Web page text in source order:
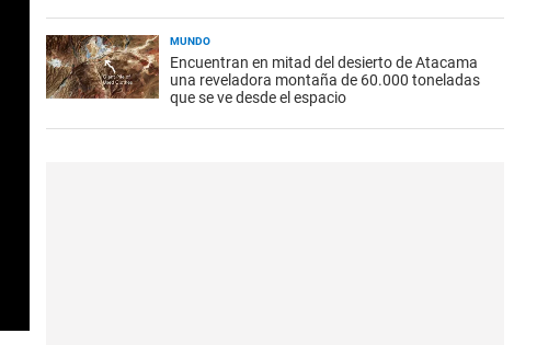
MUNDO
Encuentran en mitad del desierto de Atacama
una reveladora montaña de 60.000 toneladas
que se ve desde el espacio